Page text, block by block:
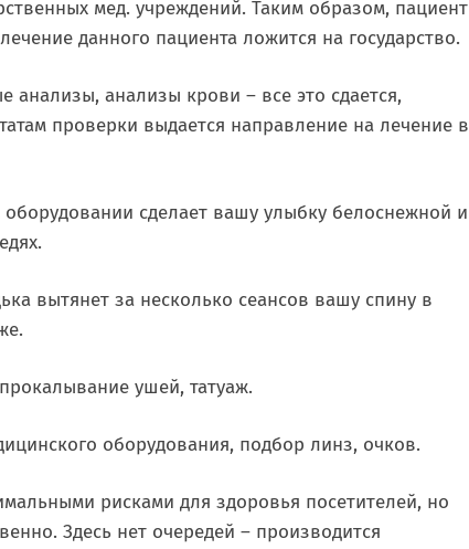
мед. учреждений. Таким образом, пациент
данного пациента ложится на государство.
анализы крови – все это сдается,
проверки выдается направление на лечение в
сделает вашу улыбку белоснежной и
вытянет за несколько сеансов вашу спину в
ушей, татуаж.
оборудования, подбор линз, очков.
рисками для здоровья посетителей, но
Здесь нет очередей – производится